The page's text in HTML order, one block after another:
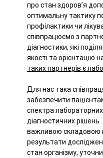
про стан здоров’я
оптимальну тактику
профілактики чи
співпрацюємо з
діагностики, які
якості та орієнтацію
таких партнерів є
Для нас така
забезпечити
спектра
діагностичних
важливою складовою
результати
стан організму,